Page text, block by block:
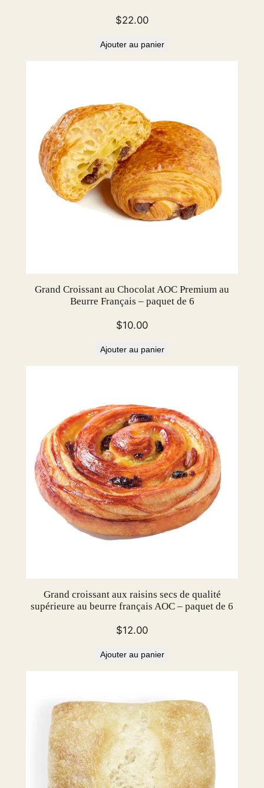
$22.00
Ajouter au panier
Grand Croissant au Chocolat AOC Premium au
Beurre Français – paquet de 6
$10.00
Ajouter au panier
Grand croissant aux raisins secs de qualité
supérieure au beurre français AOC – paquet de 6
$12.00
Ajouter au panier